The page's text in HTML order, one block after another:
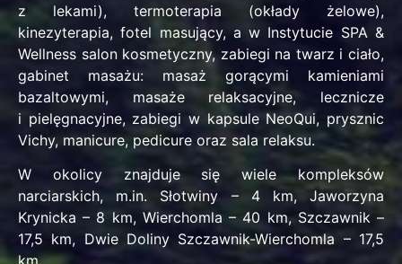
z lekami), termoterapia (okłady żelowe),
kinezyterapia, fotel masujący, a w Instytucie SPA &
Wellness salon kosmetyczny, zabiegi na twarz i ciało,
gabinet masażu: masaż gorącymi kamieniami
bazaltowymi, masaże relaksacyjne, lecznicze
i pielęgnacyjne, zabiegi w kapsule NeoQui, prysznic
Vichy, manicure, pedicure oraz sala relaksu.
W okolicy znajduje się wiele kompleksów
narciarskich, m.in. Słotwiny – 4 km, Jaworzyna
Krynicka – 8 km, Wierchomla – 40 km, Szczawnik –
17,5 km, Dwie Doliny Szczawnik-Wierchomla – 17,5